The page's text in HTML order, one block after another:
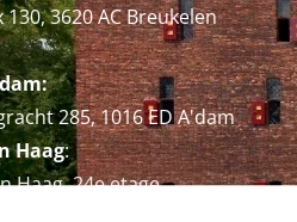
130, 3620 AC Breukelen
285, 1016 ED A'dam
Haag:
Haag, 24e etage